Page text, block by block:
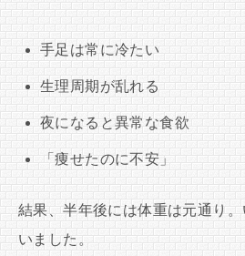
手足は常に冷たい
生理周期が乱れる
夜になると異常な食欲
「痩せたのに不安」
結果、半年後には体重は元通り
いました。